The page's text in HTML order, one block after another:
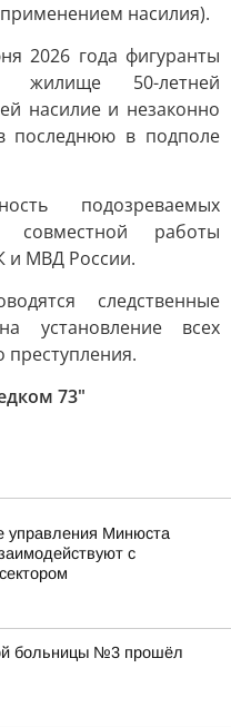
насилия).
2026 года фигуранты
жилище 50-летней
насилие и незаконно
последнюю в подполе
подозреваемых
совместной работы
и МВД России.
следственные
установление всех
преступления.
73"
управления Минюста
с
больницы №3 прошёл